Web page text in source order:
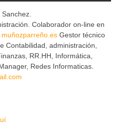
Colaborador on-line en
muñozparreño.es Gestor técnico
Contabilidad, administración,
RR.HH, Informática,
Redes Informaticas.